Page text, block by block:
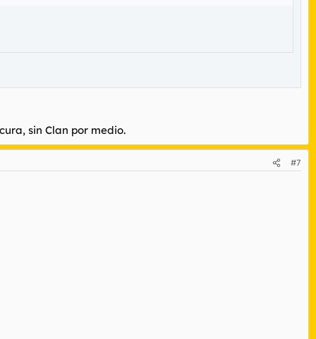
sin Clan por medio.
#7